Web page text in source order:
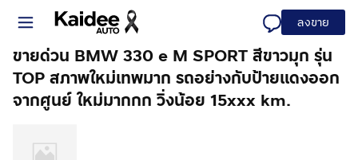
ลงขาย
ขายด่วน BMW 330 e M SPORT สีขาวมุก รุ่น
TOP สภาพใหม่เทพมาก รถอย่างกับป้ายแดงออก
จากศูนย์ ใหม่มากกก วิ่งน้อย 15xxx km.